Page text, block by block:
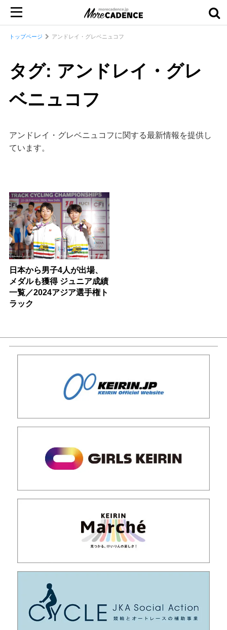
トップページ アンドレイ・グレベニュコフ
タグ: アンドレイ・グレ
ベニュコフ
アンドレイ・グレベニュコフに関する最新情報を提供し
ています。
日本から男子4人が出場、
メダルも獲得 ジュニア成績
一覧／2024アジア選手権ト
ラック